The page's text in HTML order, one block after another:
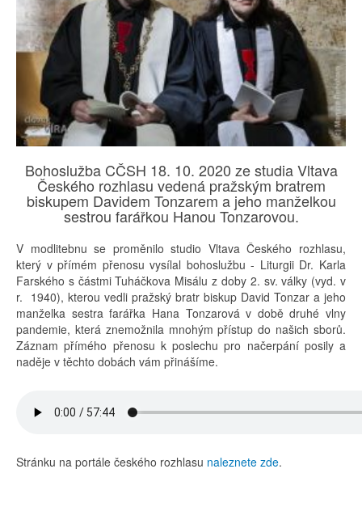
Bohoslužba CČSH 18. 10. 2020 ze studia Vltava
Českého rozhlasu vedená pražským bratrem
biskupem Davidem Tonzarem a jeho manželkou
sestrou farářkou Hanou Tonzarovou.
V modlitebnu se proměnilo studio Vltava Českého rozhlasu,
který v přímém přenosu vysílal bohoslužbu - Liturgii Dr. Karla
Farského s částmi Tuháčkova Misálu z doby 2. sv. války (vyd. v
r. 1940), kterou vedli pražský bratr biskup David Tonzar a jeho
manželka sestra farářka Hana Tonzarová v době druhé vlny
pandemie, která znemožnila mnohým přístup do našich sborů.
Záznam přímého přenosu k poslechu pro načerpání posily a
naděje v těchto dobách vám přinášíme.
Stránku na portále českého rozhlasu naleznete zde.